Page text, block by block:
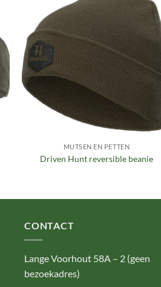
Toevoegen
verlanglijst
MUTSEN EN PETTEN
Driven Hunt reversible beanie
CONTACT
Lange Voorhout 58A – 2 (geen
bezoekadres)